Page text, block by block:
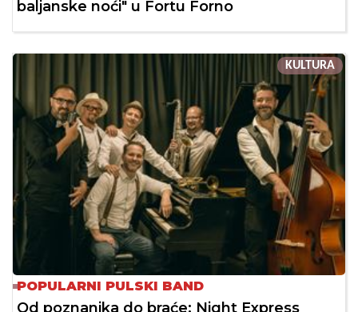
baljanske noći" u Fortu Forno
KULTURA
POPULARNI PULSKI BAND
Od poznanika do braće: Night Express